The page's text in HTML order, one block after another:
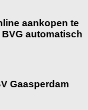
aankopen te
automatisch
Gaasperdam